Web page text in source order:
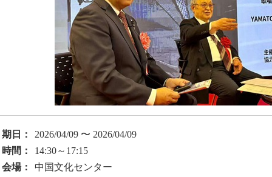
期日：
2026/04/09 〜 2026/04/09
時間：
14:30～17:15
会場：
中国文化センター